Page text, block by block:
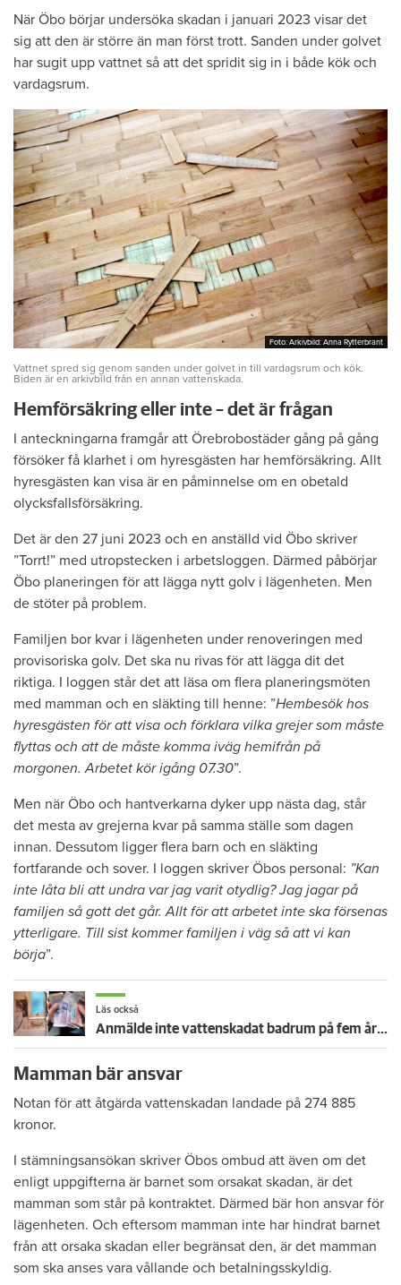
När Öbo börjar undersöka skadan i januari 2023 visar det
sig att den är större än man först trott. Sanden under golvet
har sugit upp vattnet så att det spridit sig in i både kök och
vardagsrum.
Foto: Arkivbild: Anna Rytterbrant
Foto: Arkivbild: Anna Rytterbrant
Vattnet spred sig genom sanden under golvet in till vardagsrum och kök.
Biden är en arkivbild från en annan vattenskada.
Hemförsäkring eller inte – det är frågan
I anteckningarna framgår att Örebrobostäder gång på gång
försöker få klarhet i om hyresgästen har hemförsäkring. Allt
hyresgästen kan visa är en påminnelse om en obetald
olycksfallsförsäkring.
Det är den 27 juni 2023 och en anställd vid Öbo skriver
”Torrt!” med utropstecken i arbetsloggen. Därmed påbörjar
Öbo planeringen för att lägga nytt golv i lägenheten. Men
de stöter på problem.
Familjen bor kvar i lägenheten under renoveringen med
provisoriska golv. Det ska nu rivas för att lägga dit det
riktiga. I loggen står det att läsa om flera planeringsmöten
med mamman och en släkting till henne: ”Hembesök hos
hyresgästen för att visa och förklara vilka grejer som måste
flyttas och att de måste komma iväg hemifrån på
morgonen. Arbetet kör igång 07.30”.
Men när Öbo och hantverkarna dyker upp nästa dag, står
det mesta av grejerna kvar på samma ställe som dagen
innan. Dessutom ligger flera barn och en släkting
fortfarande och sover. I loggen skriver Öbos personal: ”Kan
inte låta bli att undra var jag varit otydlig? Jag jagar på
familjen så gott det går. Allt för att arbetet inte ska försenas
ytterligare. Till sist kommer familjen i väg så att vi kan
börja”.
Läs också
Anmälde inte vattenskadat badrum på fem år – krävs på 125 000 kronor
Mamman bär ansvar
Notan för att åtgärda vattenskadan landade på 274 885
kronor.
I stämningsansökan skriver Öbos ombud att även om det
enligt uppgifterna är barnet som orsakat skadan, är det
mamman som står på kontraktet. Därmed bär hon ansvar för
lägenheten. Och eftersom mamman inte har hindrat barnet
från att orsaka skadan eller begränsat den, är det mamman
som ska anses vara vållande och betalningsskyldig.